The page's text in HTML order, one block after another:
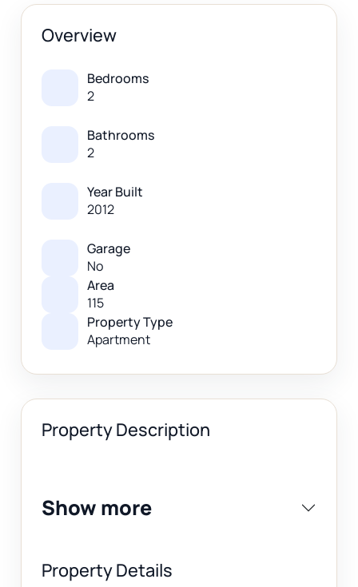
Overview
Bedrooms
2
Bathrooms
2
Year Built
2012
Garage
No
Area
115
Property Type
Apartment
Property Description
Show more
Property Details